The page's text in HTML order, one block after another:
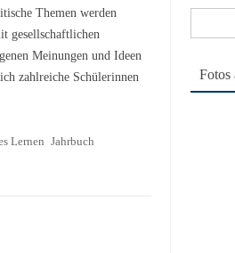
Themen werden
gesellschaftlichen
Meinungen und Ideen
zahlreiche Schülerinnen
Lernen Jahrbuch
nach:
Fotos